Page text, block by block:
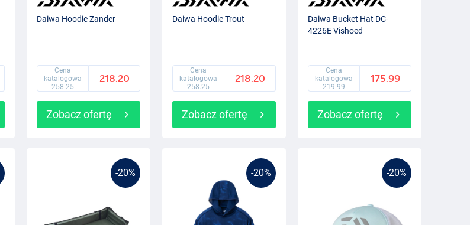
Daiwa Hoodie Zander
Cena
katalogowa
258.25
218.20
Zobacz ofertę
Daiwa Hoodie Trout
Cena
katalogowa
258.25
218.20
Zobacz ofertę
Daiwa Bucket Hat DC-
4226E Vishoed
Cena
katalogowa
219.99
175.99
Zobacz ofertę
-20% -20% -20%